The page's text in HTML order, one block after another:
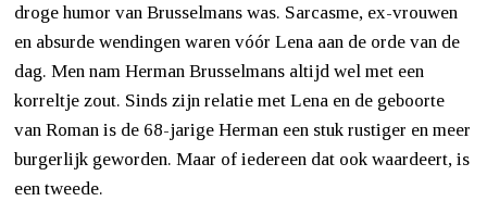
droge humor van Brusselmans was. Sarcasme, ex-vrouwen
en absurde wendingen waren vóór Lena aan de orde van de
dag. Men nam Herman Brusselmans altijd wel met een
korreltje zout. Sinds zijn relatie met Lena en de geboorte
van Roman is de 68-jarige Herman een stuk rustiger en meer
burgerlijk geworden. Maar of iedereen dat ook waardeert, is
een tweede.